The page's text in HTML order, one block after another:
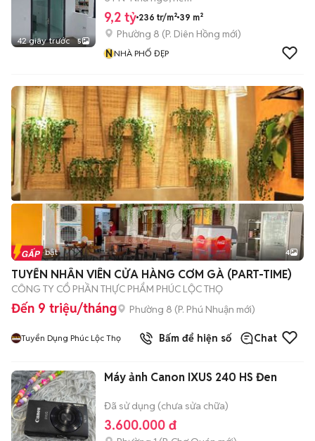
42 giây trước 5
9,2 tỷ 236 tr/m² 39 m²
Phường 8 (P. Diên Hồng mới)
NNHÀ PHỐ ĐẸP
Tin nổi bật 4
TUYỂN NHÂN VIÊN CỬA HÀNG CƠM GÀ (PART-TIME)
CÔNG TY CỔ PHẦN THỰC PHẨM PHÚC LỘC THỌ
Đến 9 triệu/tháng Phường 8 (P. Phú Nhuận mới)
Tuyển Dụng Phúc Lộc Thọ Bấm để hiện số Chat
Máy ảnh Canon IXUS 240 HS Đen
Đã sử dụng (chưa sửa chữa)
3.600.000 đ